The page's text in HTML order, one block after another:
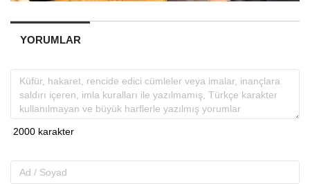
YORUMLAR